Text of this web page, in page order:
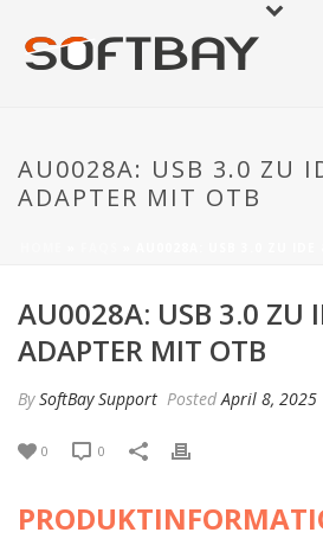
AU0028A: USB 3.0 ZU
ADAPTER MIT OTB
AU0028A: USB 3.0 ZU
ADAPTER MIT OTB
BySoftBay Support PostedApril 8, 2025
0 0